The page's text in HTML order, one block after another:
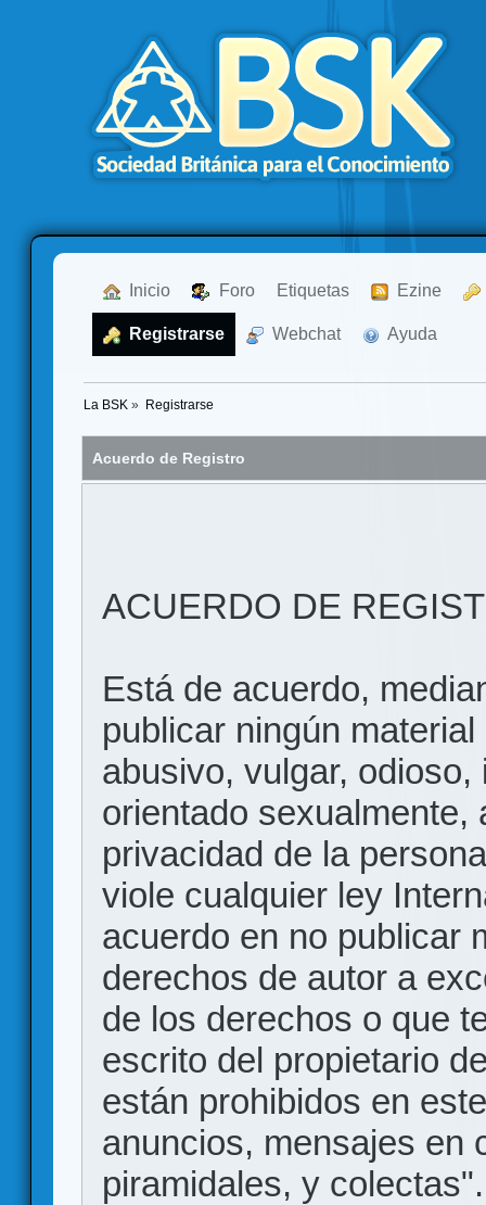
Inicio Foro Etiquetas Ezine
Registrarse Webchat Ayuda
La BSK » Registrarse
Acuerdo de Registro
ACUERDO DE
Está de acuerdo,
publicar ningún
abusivo, vulgar,
orientado sexualmente,
privacidad de la
viole cualquier ley
acuerdo en no publicar
derechos de autor a
de los derechos o que
escrito del propietario
están prohibidos en
anuncios, mensajes en
piramidales, y colectas".